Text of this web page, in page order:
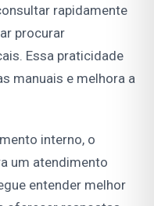
rapidamente
procurar
Essa praticidade
manuais e melhora a
interno, o
um atendimento
entender melhor